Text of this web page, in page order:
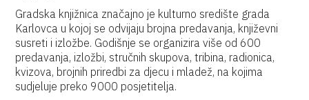
Gradska knjižnica značajno je kulturno središte grada
Karlovca u kojoj se odvijaju brojna predavanja, književni
susreti i izložbe. Godišnje se organizira više od 600
predavanja, izložbi, stručnih skupova, tribina, radionica,
kvizova, brojnih priredbi za djecu i mladež, na kojima
sudjeluje preko 9000 posjetitelja.